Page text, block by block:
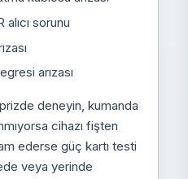
sorunu
arızası
deneyin, kumanda
cihazı fişten
ederse güç kartı testi
veya yerinde